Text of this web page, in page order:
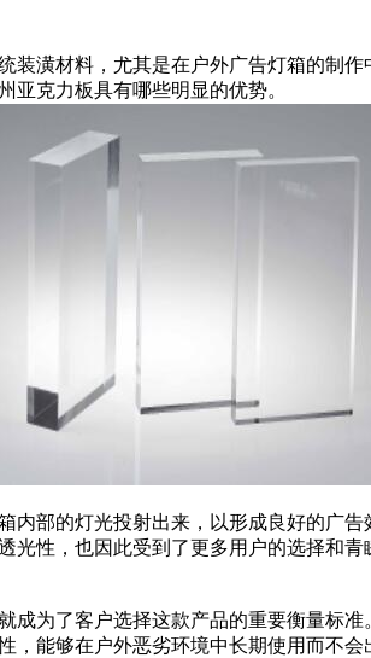
装潢材料，尤其是在户外广告灯箱的制
亚克力板具有哪些明显的优势。
部的灯光投射出来，以形成良好的广
性，也因此受到了更多用户的选择和青
为了客户选择这款产品的重要衡量标
能够在户外恶劣环境中长期使用而不会